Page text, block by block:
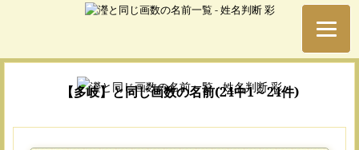
【多岐】と同じ画数の名前(24中1～24件)